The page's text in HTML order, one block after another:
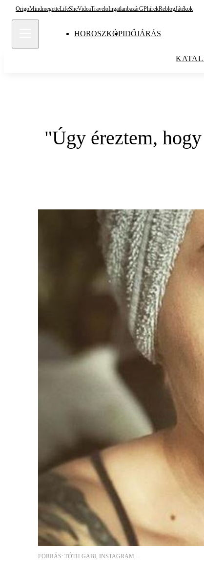
OrigoMindmegetteLifeSheVideaTraveloIngatlanbazárGPhírekReblogJátékok
HOROSZKÓPIDŐJÁRÁS
"Úgy éreztem,
FORRÁS: TÓTH GABI, INSTAGRAM -